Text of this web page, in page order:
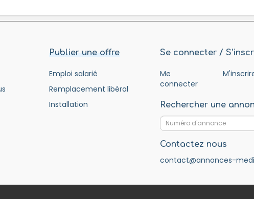
Publier une offre
Emploi salarié
Remplacement libéral
Installation
Se connecter /
Me
connecter
Rechercher une
Contactez nous
contact@annonces-